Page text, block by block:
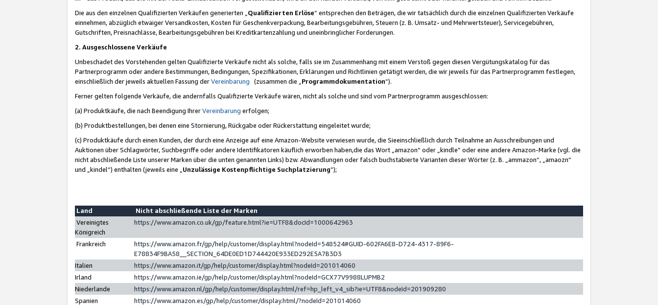
Die aus den einzelnen Qualifizierten Verkäufen generierten „ Qualifizierten Erlöse“ entsprechen den Beträgen, die wir tatsächlich durch die einzelnen Qualifizierten Verkäufe
einnehmen, abzüglich etwaiger Versandkosten, Kosten für Geschenkverpackung, Bearbeitungsgebühren, Steuern (z. B. Umsatz- und Mehrwertsteuer), Servicegebühren,
Gutschriften, Preisnachlässe, Bearbeitungsgebühren bei Kreditkartenzahlung und uneinbringlicher Forderungen.
2. Ausgeschlossene Verkäufe
Unbeschadet des Vorstehenden gelten Qualifizierte Verkäufe nicht als solche, falls sie im Zusammenhang mit einem Verstoß gegen diesen Vergütungskatalog für das
Partnerprogramm oder andere Bestimmungen, Bedingungen, Spezifikationen, Erklärungen und Richtlinien getätigt werden, die wir jeweils für das Partnerprogramm festlegen,
einschließlich der jeweils aktuellen Fassung derVereinbarung (zusammen die „ Programmdokumentation“).
Ferner gelten folgende Verkäufe, die andernfalls Qualifizierte Verkäufe wären, nicht als solche und sind vom Partnerprogramm ausgeschlossen:
(a) Produktkäufe, die nach Beendigung IhrerVereinbarung erfolgen;
(b) Produktbestellungen, bei denen eine Stornierung, Rückgabe oder Rückerstattung eingeleitet wurde;
(c) Produktkäufe durch einen Kunden, der durch eine Anzeige auf eine Amazon-Website verwiesen wurde, die Sieeinschließlich durch Teilnahme an Ausschreibungen und
Auktionen über Schlagwörter, Suchbegriffe oder andere Identifikatoren käuflich erworben haben,die das Wort „amazon“ oder „kindle“ oder eine andere Amazon-Marke (vgl. die
nicht abschließende Liste unserer Marken über die unten genannten Links) bzw. Abwandlungen oder falsch buchstabierte Varianten dieser Wörter (z. B. „ammazon“, „amaozn“
und „kindel“) enthalten (jeweils eine „ Unzulässige Kostenpflichtige Suchplatzierung”);
Land
Nicht abschließende Liste der Marken
Vereinigtes
Königreich
https://www.amazon.co.uk/gp/feature.html?ie=UTF8&docId=1000642963
Frankreich
https://www.amazon.fr/gp/help/customer/display.html?nodeId=548524#GUID-602FA6E8-D724-4317-89F6-
E78834F9BA58__SECTION_64DE0ED1D744420E933ED292E5A7B3D3
Italien
https://www.amazon.it/gp/help/customer/display.html?nodeId=201014060
Irland
https://www.amazon.ie/gp/help/customer/display.html?nodeId=GCX77V9988LUPMB2
Niederlande
https://www.amazon.nl/gp/help/customer/display.html/ref=hp_left_v4_sib?ie=UTF8&nodeId=201909280
Spanien
https://www.amazon.es/gp/help/customer/display.html/?nodeId=201014060